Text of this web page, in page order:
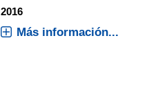
2016
Más información...